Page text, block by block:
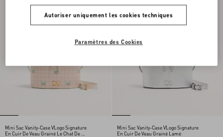
Mini Sac Vanity-Case VLogo Signature
En Cuir De Veau Grainé Le Chat De La
Mini Sac Vanity-Case VLogo Signature
En Cuir De Veau Grainé Lamé
Autoriser uniquement les cookies techniques
Paramètres des Cookies